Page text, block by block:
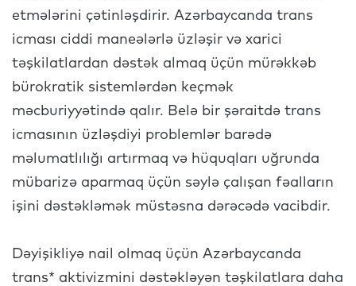
etmələrini çətinləşdirir. Azərbaycanda trans
icması ciddi maneələrlə üzləşir və xarici
təşkilatlardan dəstək almaq üçün mürəkkəb
bürokratik sistemlərdən keçmək
məcburiyyətində qalır. Belə bir şəraitdə trans
icmasının üzləşdiyi problemlər barədə
məlumatlılığı artırmaq və hüquqları uğrunda
mübarizə aparmaq üçün səylə çalışan fəalların
işini dəstəkləmək müstəsna dərəcədə vacibdir.
Dəyişikliyə nail olmaq üçün Azərbaycanda
trans* aktivizmini dəstəkləyən təşkilatlara daha